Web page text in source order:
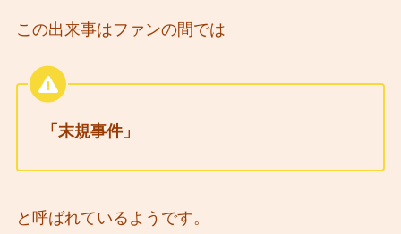
この出来事はファンの間では
「末規事件」
と呼ばれているようです。